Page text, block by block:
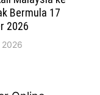
Bermula 17
2026